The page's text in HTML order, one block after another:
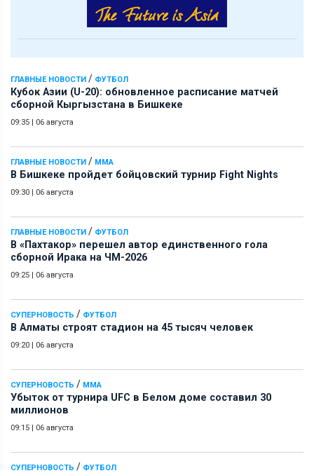
ГЛАВНЫЕ НОВОСТИ / ФУТБОЛ
Кубок Азии (U-20): обновленное расписание матчей
сборной Кыргызстана в Бишкеке
09:35 | 06 августа
ГЛАВНЫЕ НОВОСТИ / ММА
В Бишкеке пройдет бойцовский турнир Fight Nights
09:30 | 06 августа
ГЛАВНЫЕ НОВОСТИ / ФУТБОЛ
В «Пахтакор» перешел автор единственного гола
сборной Ирака на ЧМ-2026
09:25 | 06 августа
СУПЕРНОВОСТЬ / ФУТБОЛ
В Алматы строят стадион на 45 тысяч человек
09:20 | 06 августа
СУПЕРНОВОСТЬ / ММА
Убыток от турнира UFC в Белом доме составил 30
миллионов
09:15 | 06 августа
СУПЕРНОВОСТЬ / ФУТБОЛ